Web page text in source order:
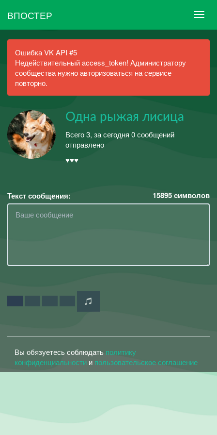
ВПОСТЕР
Ошибка VK API #5
Недействительный access_token! Администратору
сообщества нужно авторизоваться на сервисе
повторно.
Одна рыжая лисица
Всего 3, за сегодня 0 сообщений
отправлено
♥♥♥
Текст сообщения: 15895символов
Вы обязуетесь соблюдать политику
конфиденциальности и пользовательское соглашение